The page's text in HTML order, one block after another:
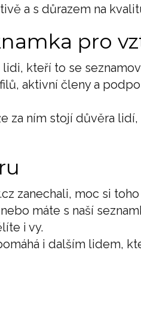
a s důrazem na
pro
kteří to se
aktivní členy a
za ním stojí důvěra
zanechali, moc si toho
máte s naší
i vy.
i dalším lidem,